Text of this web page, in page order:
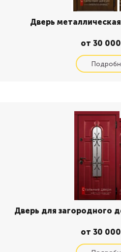
Дверь
от 30
Дверь для загородного
от 30